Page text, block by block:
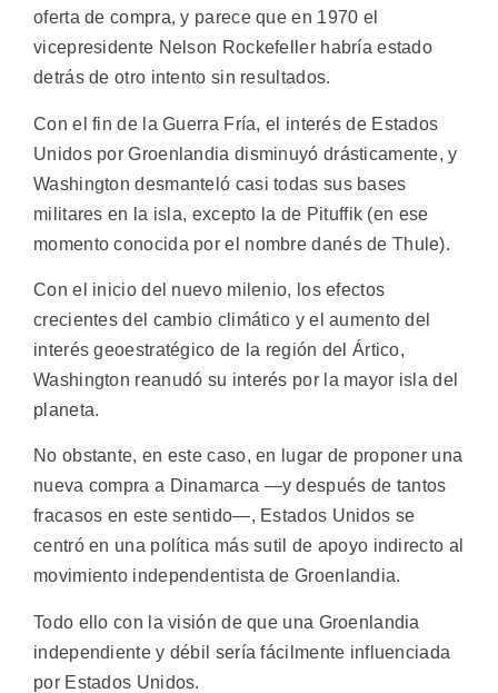
oferta de compra, y parece que en 1970 el
vicepresidente Nelson Rockefeller habría estado
detrás de otro intento sin resultados.
Con el fin de la Guerra Fría, el interés de Estados
Unidos por Groenlandia disminuyó drásticamente, y
Washington desmanteló casi todas sus bases
militares en la isla, excepto la de Pituffik (en ese
momento conocida por el nombre danés de Thule).
Con el inicio del nuevo milenio, los efectos
crecientes del cambio climático y el aumento del
interés geoestratégico de la región del Ártico,
Washington reanudó su interés por la mayor isla del
planeta.
No obstante, en este caso, en lugar de proponer una
nueva compra a Dinamarca —y después de tantos
fracasos en este sentido—, Estados Unidos se
centró en una política más sutil de apoyo indirecto al
movimiento independentista de Groenlandia.
Todo ello con la visión de que una Groenlandia
independiente y débil sería fácilmente influenciada
por Estados Unidos.